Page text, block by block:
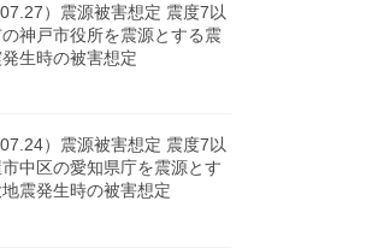
）震源被害想定 震度7以
神戸市役所を震源とする震
生時の被害想定
）震源被害想定 震度7以
中区の愛知県庁を震源とす
震発生時の被害想定